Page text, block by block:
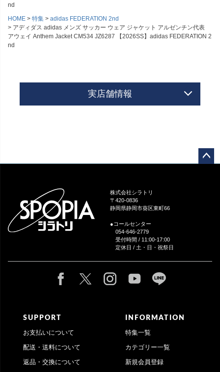
nd
HOME
特集
adidas FEDERATION 2nd
アディダス adidas メンズ サッカー ウェア ジャケット アルゼンチン代表
アウェイ Anthem Jacket CM534 JZ6287 【2026SS】adidas FEDERATION 2
nd
実店舗情報
株式会社シラトリ
〒420-0836
静岡県静岡市葵区東町66
●コールセンター
054-646-2779
受付時間 / 11:00-17:00
定休日 / 土・日・祝祭日
SUPPORT
お支払いについて
配送・送料について
返品・交換について
INFORMATION
特集一覧
カテゴリー一覧
新規会員登録